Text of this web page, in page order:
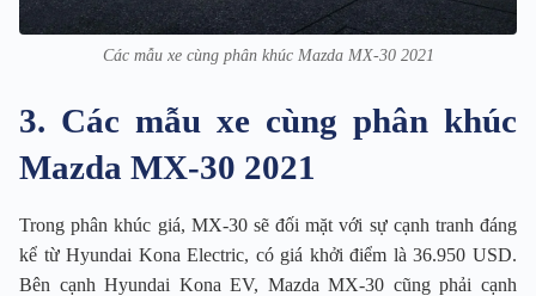
Các mẫu xe cùng phân khúc Mazda MX-30 2021
3. Các mẫu xe cùng phân khúc
Mazda MX-30 2021
Trong phân khúc giá, MX-30 sẽ đối mặt với sự cạnh tranh đáng
kể từ Hyundai Kona Electric, có giá khởi điểm là 36.950 USD.
Bên cạnh Hyundai Kona EV, Mazda MX-30 cũng phải cạnh